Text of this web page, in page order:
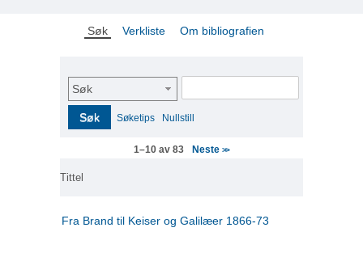
Søk Verkliste Om bibliografien
Søk
Søk Søketips Nullstill
1–10 av 83 Neste>>
Tittel
Fra Brand til Keiser og Galilæer 1866-73